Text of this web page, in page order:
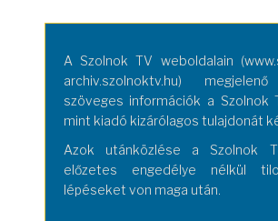
A Szolnok TV weboldalain
archiv.szolnoktv.hu)
szöveges információk a Szolnok
mint kiadó kizárólagos tulajdonát
Azok utánközlése a Szolnok
előzetes engedélye nélkül
lépéseket von maga után.